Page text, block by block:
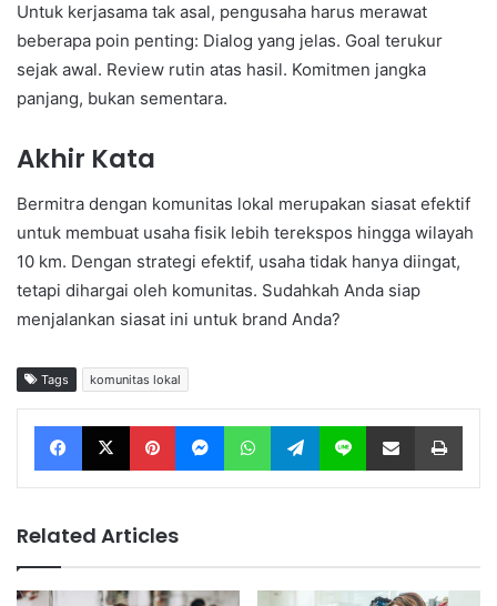
Untuk kerjasama tak asal, pengusaha harus merawat
beberapa poin penting: Dialog yang jelas. Goal terukur
sejak awal. Review rutin atas hasil. Komitmen jangka
panjang, bukan sementara.
Akhir Kata
Bermitra dengan komunitas lokal merupakan siasat efektif
untuk membuat usaha fisik lebih terekspos hingga wilayah
10 km. Dengan strategi efektif, usaha tidak hanya diingat,
tetapi dihargai oleh komunitas. Sudahkah Anda siap
menjalankan siasat ini untuk brand Anda?
Tags komunitas lokal
Facebook X Pinterest Messenger WhatsApp Telegram Line Share via Email
Related Articles